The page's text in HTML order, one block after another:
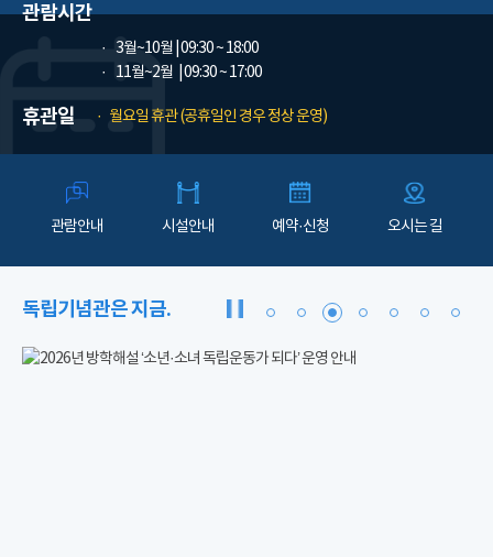
관람시간
3월~10월 | 09:30 ~ 18:00
11월~2월
| 09:30 ~ 17:00
휴관일 월요일 휴관 (공휴일인 경우 정상 운영)
관람안내 시설안내 예약·신청 오시는 길
독립기념관은 지금.